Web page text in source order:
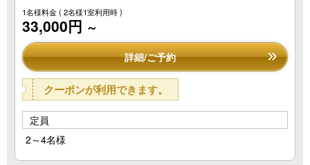
1名様料金( 2名様1室利用時 )
33,000円 ～
詳細/ご予約
クーポンが利用できます。
定員
2～4名様